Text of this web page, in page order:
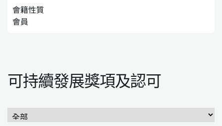
會籍性質
會員
可持續發展獎項及認可